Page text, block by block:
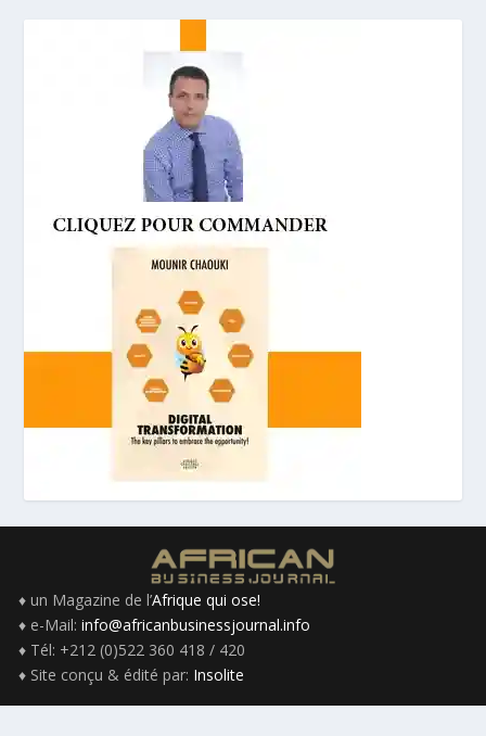
♦ un Magazine de l’Afrique qui ose!
♦ e-Mail: info@africanbusinessjournal.info
♦ Tél: +212 (0)522 360 418 / 420
♦ Site conçu & édité par: Insolite